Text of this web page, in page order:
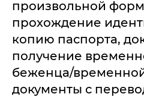
произвольной
прохождение
копию паспорта,
получение
беженца/
документы с